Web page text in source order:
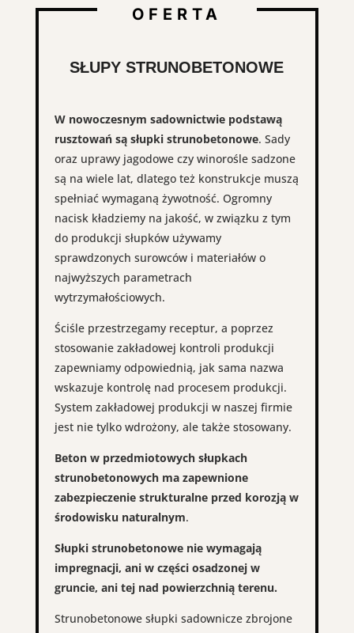
OFERTA
SŁUPY STRUNOBETONOWE
W nowoczesnym sadownictwie podstawą
rusztowań są słupki strunobetonowe. Sady
oraz uprawy jagodowe czy winorośle sadzone
są na wiele lat, dlatego też konstrukcje muszą
spełniać wymaganą żywotność. Ogromny
nacisk kładziemy na jakość, w związku z tym
do produkcji słupków używamy
sprawdzonych surowców i materiałów o
najwyższych parametrach
wytrzymałościowych.
Ściśle przestrzegamy receptur, a poprzez
stosowanie zakładowej kontroli produkcji
zapewniamy odpowiednią, jak sama nazwa
wskazuje kontrolę nad procesem produkcji.
System zakładowej produkcji w naszej firmie
jest nie tylko wdrożony, ale także stosowany.
Beton w przedmiotowych słupkach
strunobetonowych ma zapewnione
zabezpieczenie strukturalne przed korozją w
środowisku naturalnym.
Słupki strunobetonowe nie wymagają
impregnacji, ani w części osadzonej w
gruncie, ani tej nad powierzchnią terenu.
Strunobetonowe słupki sadownicze zbrojone